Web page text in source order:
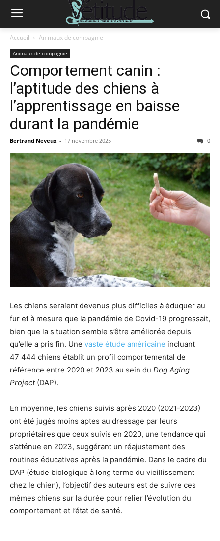
Accueil Animaux de compagnie
Animaux de compagnie
Comportement canin :
l’aptitude des chiens à
l’apprentissage en baisse
durant la pandémie
Bertrand Neveux - 17 novembre 2025 0
Les chiens seraient devenus plus difficiles à éduquer au
fur et à mesure que la pandémie de Covid-19 progressait,
bien que la situation semble s’être améliorée depuis
qu’elle a pris fin. Une vaste étude américaine incluant
47 444 chiens établit un profil comportemental de
référence entre 2020 et 2023 au sein du Dog Aging
Project (DAP).
En moyenne, les chiens suivis après 2020 (2021-2023)
ont été jugés moins aptes au dressage par leurs
propriétaires que ceux suivis en 2020, une tendance qui
s’atténue en 2023, suggérant un réajustement des
routines éducatives après la pandémie. Dans le cadre du
DAP (étude biologique à long terme du vieillissement
chez le chien), l’objectif des auteurs est de suivre ces
mêmes chiens sur la durée pour relier l’évolution du
comportement et l’état de santé.